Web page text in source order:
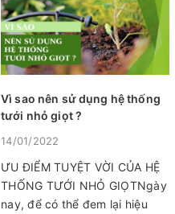
Vì sao nên sử dụng hệ thống
tưới nhỏ giọt ?
14/01/2022
ƯU ĐIỂM TUYỆT VỜI CỦA HỆ
THỐNG TƯỚI NHỎ GIỌTNgày
nay, để có thể đem lại hiệu